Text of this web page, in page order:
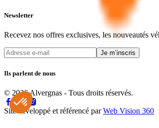
Newsletter
Recevez nos offres exclusives, les nouveautés
Je m’inscris
Ils parlent de nous
© 2026 Alvergnas - Tous droits réservés.
Site développé et référencé parWeb Vision 360